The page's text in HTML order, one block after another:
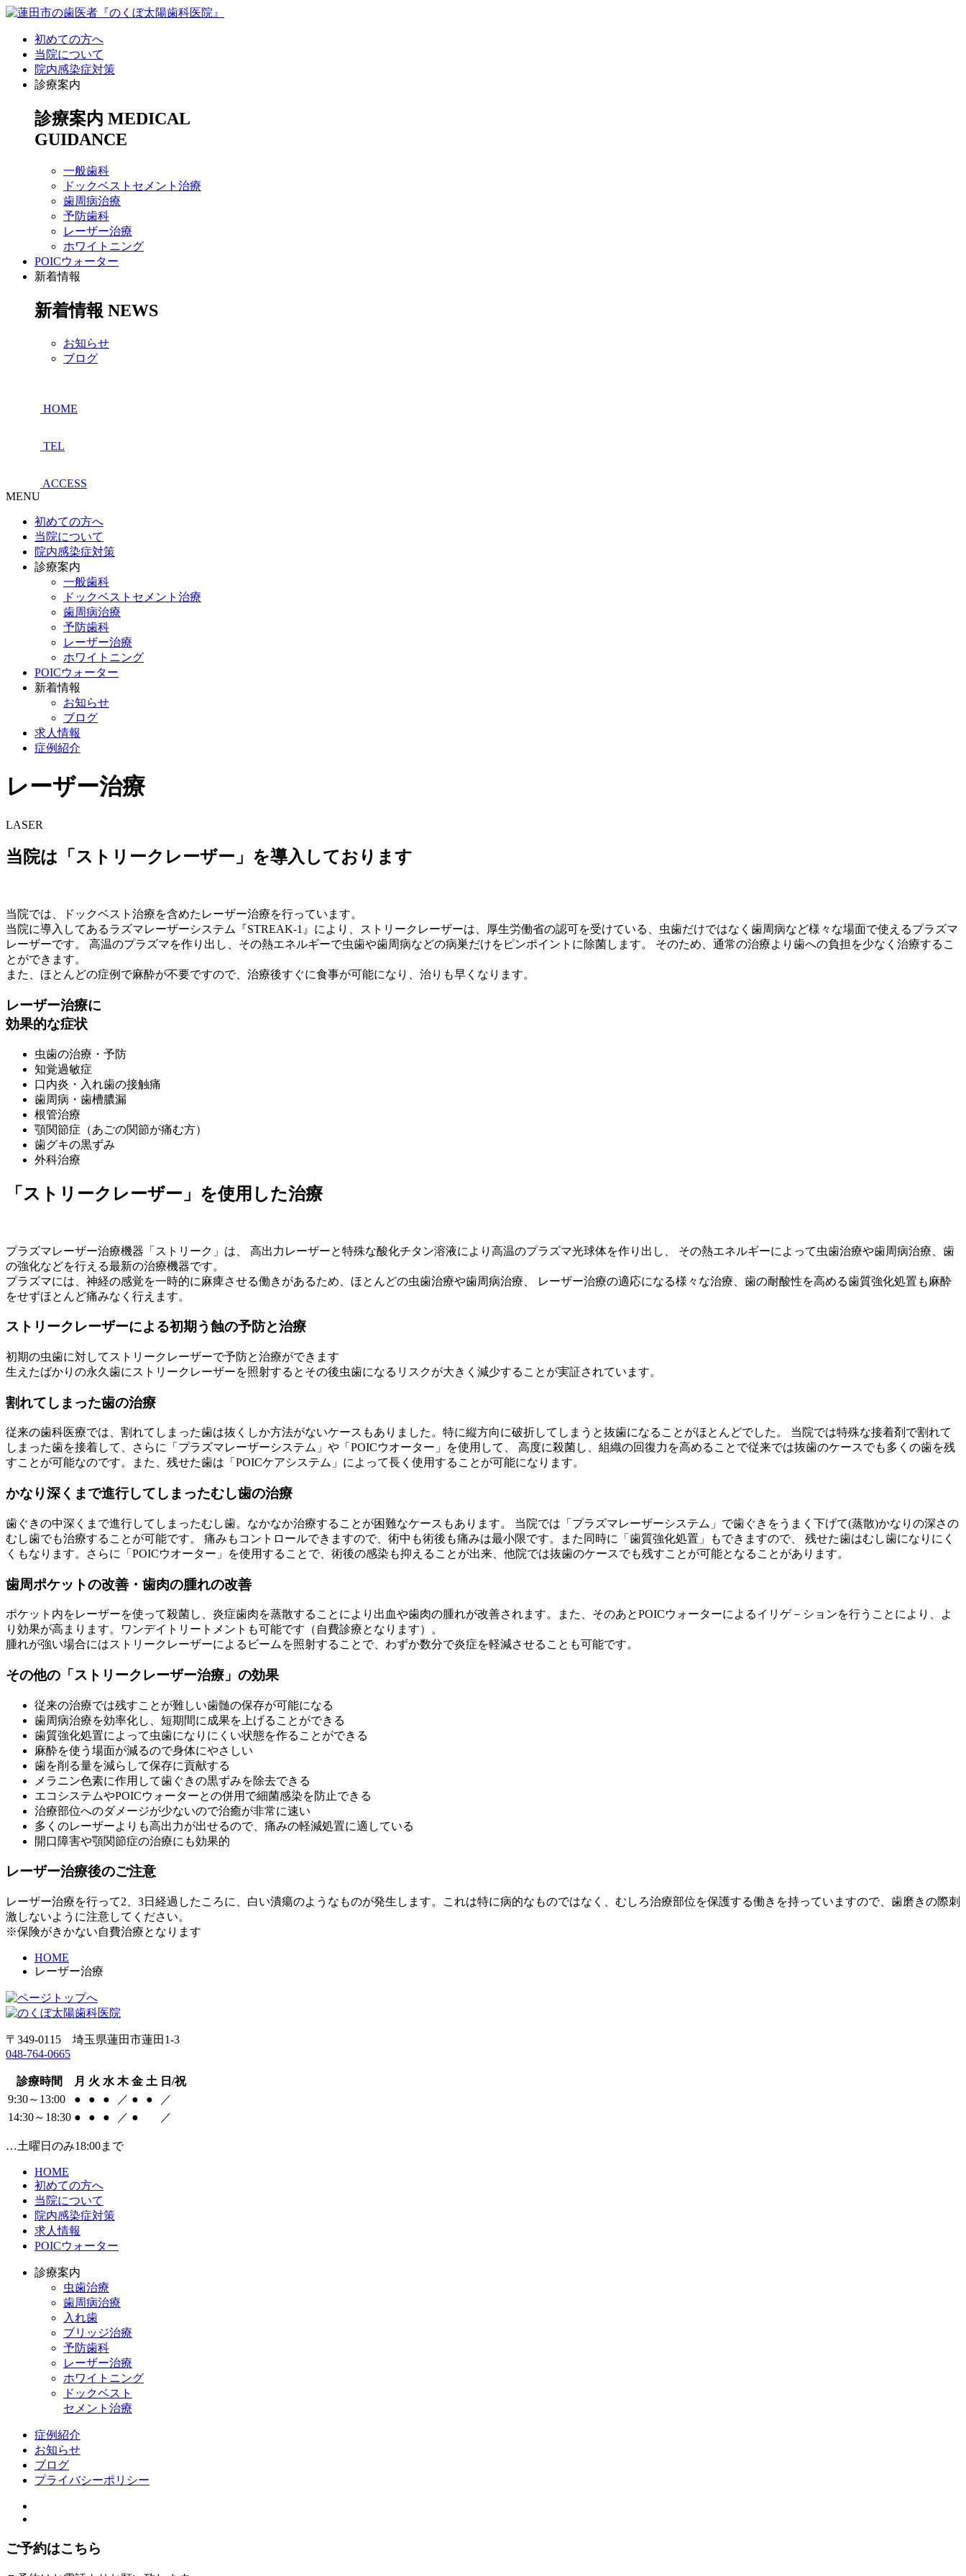
初めての方へ
当院について
院内感染症対策
診療案内
診療案内 MEDICAL
GUIDANCE
一般歯科
ドックベストセメント治療
歯周病治療
予防歯科
レーザー治療
ホワイトニング
POICウォーター
新着情報
新着情報 NEWS
お知らせ
ブログ
HOME
TEL
ACCESS
MENU
初めての方へ
当院について
院内感染症対策
診療案内
一般歯科
ドックベストセメント治療
歯周病治療
予防歯科
レーザー治療
ホワイトニング
POICウォーター
新着情報
お知らせ
ブログ
求人情報
症例紹介
レーザー治療
LASER
当院は「ストリークレーザー」を導入しております
当院では、ドックベスト治療を含めたレーザー治療を行っています。
当院に導入してあるラズマレーザーシステム『STREAK-1』により、ストリークレーザーは、厚生労働省の認可を受けている、虫歯だけではなく歯周病など様々な場面で使えるプラズマ
レーザーです。 高温のプラズマを作り出し、その熱エネルギーで虫歯や歯周病などの病巣だけをピンポイントに除菌します。 そのため、通常の治療より歯への負担を少なく治療するこ
とができます。
また、ほとんどの症例で麻酔が不要ですので、治療後すぐに食事が可能になり、治りも早くなります。
レーザー治療に
効果的な症状
虫歯の治療・予防
知覚過敏症
口内炎・入れ歯の接触痛
歯周病・歯槽膿漏
根管治療
顎関節症（あごの関節が痛む方）
歯グキの黒ずみ
外科治療
「ストリークレーザー」を使用した治療
プラズマレーザー治療機器「ストリーク」は、 高出力レーザーと特殊な酸化チタン溶液により高温のプラズマ光球体を作り出し、 その熱エネルギーによって虫歯治療や歯周病治療、歯
の強化などを行える最新の治療機器です。
プラズマには、神経の感覚を一時的に麻痺させる働きがあるため、ほとんどの虫歯治療や歯周病治療、 レーザー治療の適応になる様々な治療、歯の耐酸性を高める歯質強化処置も麻酔
をせずほとんど痛みなく行えます。
ストリークレーザーによる初期う蝕の予防と治療
初期の虫歯に対してストリークレーザーで予防と治療ができます
生えたばかりの永久歯にストリークレーザーを照射するとその後虫歯になるリスクが大きく減少することが実証されています。
割れてしまった歯の治療
従来の歯科医療では、割れてしまった歯は抜くしか方法がないケースもありました。特に縦方向に破折してしまうと抜歯になることがほとんどでした。 当院では特殊な接着剤で割れて
しまった歯を接着して、さらに「プラズマレーザーシステム」や「POICウオーター」を使用して、 高度に殺菌し、組織の回復力を高めることで従来では抜歯のケースでも多くの歯を残
すことが可能なのです。また、残せた歯は「POICケアシステム」によって長く使用することが可能になります。
かなり深くまで進行してしまったむし歯の治療
歯ぐきの中深くまで進行してしまったむし歯。なかなか治療することが困難なケースもあります。 当院では「プラズマレーザーシステム」で歯ぐきをうまく下げて(蒸散)かなりの深さの
むし歯でも治療することが可能です。 痛みもコントロールできますので、術中も術後も痛みは最小限です。また同時に「歯質強化処置」もできますので、 残せた歯はむし歯になりにく
くもなります。さらに「POICウオーター」を使用することで、術後の感染も抑えることが出来、他院では抜歯のケースでも残すことが可能となることがあります。
歯周ポケットの改善・歯肉の腫れの改善
ポケット内をレーザーを使って殺菌し、炎症歯肉を蒸散することにより出血や歯肉の腫れが改善されます。また、そのあとPOICウォーターによるイリゲ－ションを行うことにより、よ
り効果が高まります。ワンデイトリートメントも可能です（自費診療となります）。
腫れが強い場合にはストリークレーザーによるビームを照射することで、わずか数分で炎症を軽減させることも可能です。
その他の「ストリークレーザー治療」の効果
従来の治療では残すことが難しい歯髄の保存が可能になる
歯周病治療を効率化し、短期間に成果を上げることができる
歯質強化処置によって虫歯になりにくい状態を作ることができる
麻酔を使う場面が減るので身体にやさしい
歯を削る量を減らして保存に貢献する
メラニン色素に作用して歯ぐきの黒ずみを除去できる
エコシステムやPOICウォーターとの併用で細菌感染を防止できる
治療部位へのダメージが少ないので治癒が非常に速い
多くのレーザーよりも高出力が出せるので、痛みの軽減処置に適している
開口障害や顎関節症の治療にも効果的
レーザー治療後のご注意
レーザー治療を行って2、3日経過したころに、白い潰瘍のようなものが発生します。これは特に病的なものではなく、むしろ治療部位を保護する働きを持っていますので、歯磨きの際刺
激しないように注意してください。
※保険がきかない自費治療となります
HOME
レーザー治療
〒349-0115 埼玉県蓮田市蓮田1-3
048-764-0665
診療時間 月 火 水 木 金 土 日/祝
9:30～13:00
● ● ● ／ ● ●
／
14:30～18:30 ● ● ● ／ ● ／
…土曜日のみ18:00まで
HOME
初めての方へ
当院について
院内感染症対策
求人情報
POICウォーター
診療案内
虫歯治療
歯周病治療
入れ歯
ブリッジ治療
予防歯科
レーザー治療
ホワイトニング
ドックベスト
セメント治療
症例紹介
お知らせ
ブログ
プライバシーポリシー
ご予約はこちら